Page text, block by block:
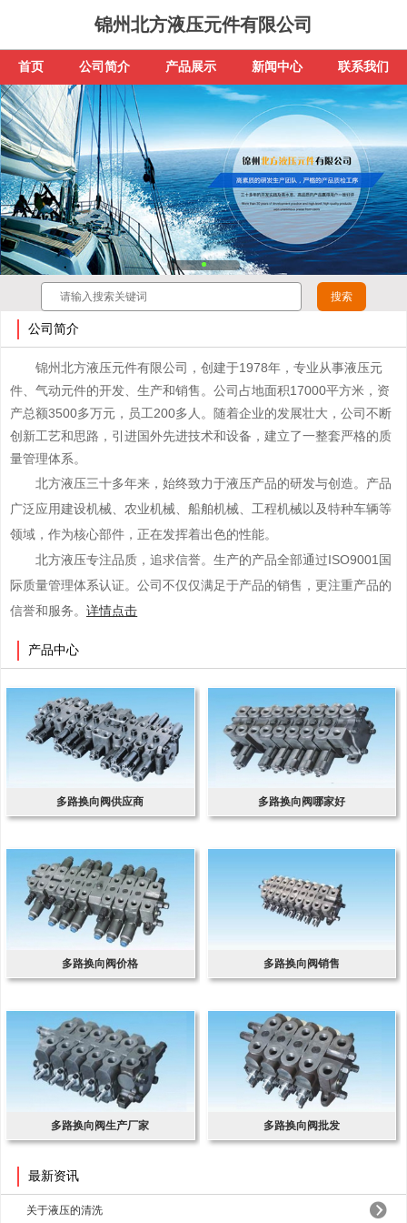
锦州北方液压元件有限公司
首页 公司简介 产品展示 新闻中心 联系我们
公司简介
锦州北方液压元件有限公司，创建于1978年，专业从事液压元
件、气动元件的开发、生产和销售。公司占地面积17000平方米，资
产总额3500多万元，员工200多人。随着企业的发展壮大，公司不断
创新工艺和思路，引进国外先进技术和设备，建立了一整套严格的质
量管理体系。
北方液压三十多年来，始终致力于液压产品的研发与创造。产品
广泛应用建设机械、农业机械、船舶机械、工程机械以及特种车辆等
领域，作为核心部件，正在发挥着出色的性能。
北方液压专注品质，追求信誉。生产的产品全部通过ISO9001国
际质量管理体系认证。公司不仅仅满足于产品的销售，更注重产品的
信誉和服务。详情点击
产品中心
多路换向阀供应商 多路换向阀哪家好
多路换向阀价格 多路换向阀销售
多路换向阀生产厂家 多路换向阀批发
最新资讯
关于液压的清洗